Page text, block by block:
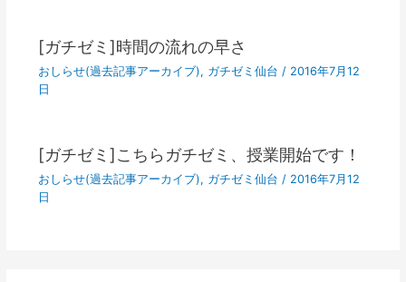
[ガチゼミ]時間の流れの早さ
おしらせ(過去記事アーカイブ), ガチゼミ仙台 / 2016年7月12
日
[ガチゼミ]こちらガチゼミ、授業開始です！
おしらせ(過去記事アーカイブ), ガチゼミ仙台 / 2016年7月12
日